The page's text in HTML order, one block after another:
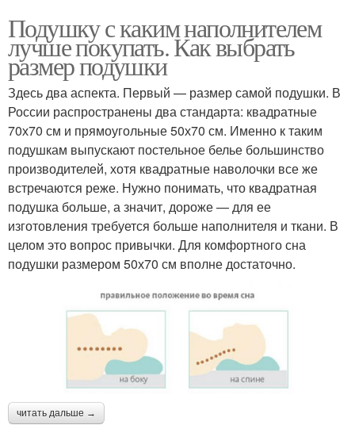
Подушку с каким наполнителем
лучше покупать. Как выбрать
размер подушки
Здесь два аспекта. Первый — размер самой подушки. В
России распространены два стандарта: квадратные
70х70 см и прямоугольные 50х70 см. Именно к таким
подушкам выпускают постельное белье большинство
производителей, хотя квадратные наволочки все же
встречаются реже. Нужно понимать, что квадратная
подушка больше, а значит, дороже — для ее
изготовления требуется больше наполнителя и ткани. В
целом это вопрос привычки. Для комфортного сна
подушки размером 50х70 см вполне достаточно.
читать дальше →